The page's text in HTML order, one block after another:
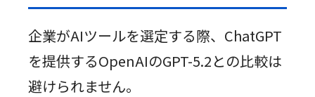
企業がAIツールを選定する際、ChatGPT
を提供するOpenAIのGPT-5.2との比較は
避けられません。